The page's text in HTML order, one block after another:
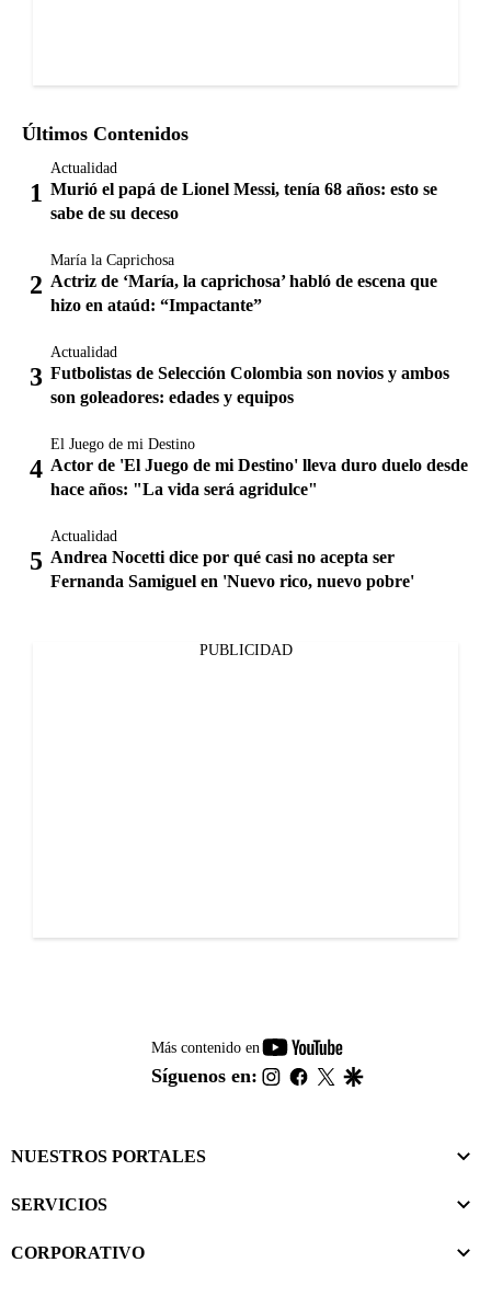
Últimos Contenidos
Actualidad
Murió el papá de Lionel Messi, tenía 68 años: esto se
sabe de su deceso
María la Caprichosa
Actriz de ‘María, la caprichosa’ habló de escena que
hizo en ataúd: “Impactante”
Actualidad
Futbolistas de Selección Colombia son novios y ambos
son goleadores: edades y equipos
El Juego de mi Destino
Actor de 'El Juego de mi Destino' lleva duro duelo desde
hace años: "La vida será agridulce"
Actualidad
Andrea Nocetti dice por qué casi no acepta ser
Fernanda Samiguel en 'Nuevo rico, nuevo pobre'
PUBLICIDAD
Más contenido en
youtube-
footer
Síguenos en: instagram
facebook
twitter
NUESTROS PORTALES
SERVICIOS
CORPORATIVO